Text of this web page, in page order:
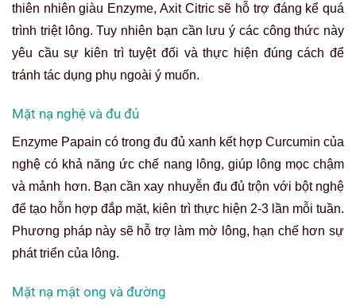
thiên nhiên giàu Enzyme, Axit Citric sẽ hỗ trợ đáng kể quá
trình triệt lông. Tuy nhiên bạn cần lưu ý các công thức này
yêu cầu sự kiên trì tuyệt đối và thực hiện đúng cách để
tránh tác dụng phụ ngoài ý muốn.
Mặt nạ nghệ và đu đủ
Enzyme Papain có trong đu đủ xanh kết hợp Curcumin của
nghệ có khả năng ức chế nang lông, giúp lông mọc chậm
và mảnh hơn. Bạn cần xay nhuyễn đu đủ trộn với bột nghệ
để tạo hỗn hợp đắp mặt, kiên trì thực hiện 2-3 lần mỗi tuần.
Phương pháp này sẽ hỗ trợ làm mờ lông, hạn chế hơn sự
phát triển của lông.
Mặt nạ mật ong và đường